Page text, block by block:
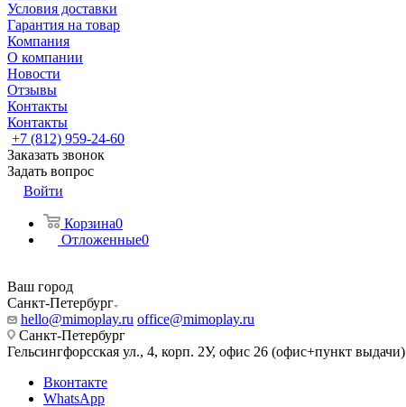
Условия доставки
Гарантия на товар
Компания
О компании
Новости
Отзывы
Контакты
Контакты
+7 (812) 959-24-60
Заказать звонок
Задать вопрос
Войти
Корзина0
Отложенные0
Ваш город
Санкт-Петербург
hello@mimoplay.ru office@mimoplay.ru
Санкт-Петербург
Гельсингфорсская ул., 4, корп. 2У, офис 26 (офис+пункт выдачи)
Вконтакте
WhatsApp